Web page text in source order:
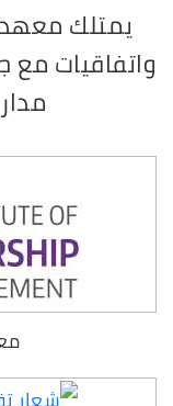
يمتلك
واتفاقيات